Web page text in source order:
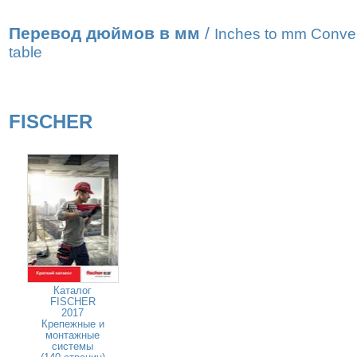
Перевод дюймов в мм / Inches to mm
table
FISCHER
Каталог
FISCHER
2017
Крепежные и
монтажные
системы